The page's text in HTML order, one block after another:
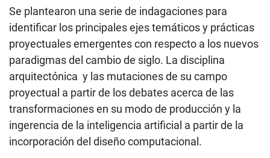
Se plantearon una serie de indagaciones para
identificar los principales ejes temáticos y prácticas
proyectuales emergentes con respecto a los nuevos
paradigmas del cambio de siglo. La disciplina
arquitectónica y las mutaciones de su campo
proyectual a partir de los debates acerca de las
transformaciones en su modo de producción y la
ingerencia de la inteligencia artificial a partir de la
incorporación del diseño computacional.